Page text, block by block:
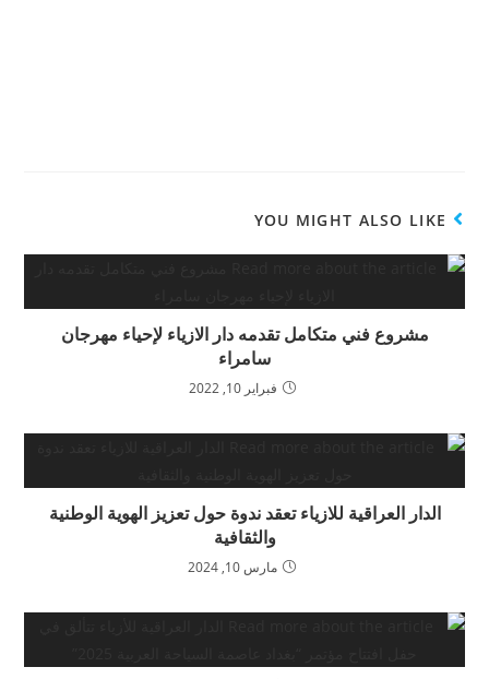
YOU MIGHT ALSO LIKE
مشروع فني متكامل تقدمه دار الازياء لإحياء مهرجان
سامراء
فبراير 10, 2022
الدار العراقية للازياء تعقد ندوة حول تعزيز الهوية الوطنية
والثقافية
مارس 10, 2024